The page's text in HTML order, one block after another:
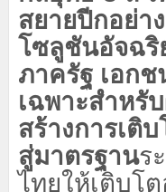
สยายปีกอย่า
โซลูชันอัจฉริ
ภาครัฐ เอก
เฉพาะสำหรั
สร้างการเติ
สู่มาตรฐานร
ไทยให้เติบโ